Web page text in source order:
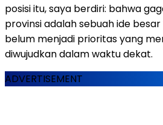
posisi itu, saya berdiri: bahwa
provinsi adalah sebuah ide
belum menjadi prioritas yang
diwujudkan dalam waktu dekat.
ADVERTISEMENT